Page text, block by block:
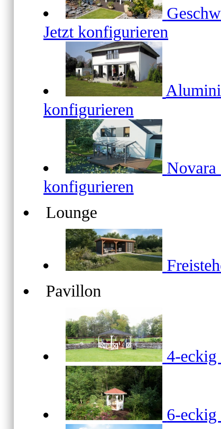
Jetzt konfigurieren
konfigurieren
Novara
konfigurieren
Lounge
Pavillon
4-eckig
6-eckig